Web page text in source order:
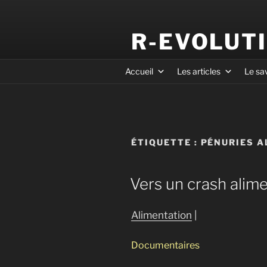
R-
Accueil Les articles Le
ÉTIQUETTE : PÉNURIES
Vers un crash
Alimentation
Documentaires